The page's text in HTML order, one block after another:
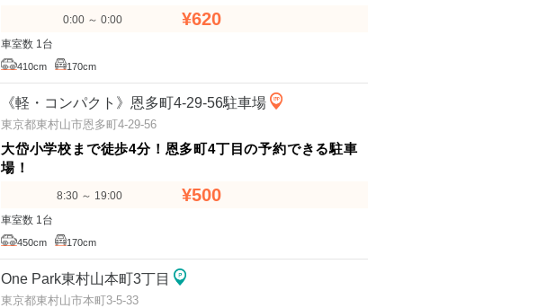
0:00 ～ 0:00 ¥620
車室数 1台
410cm 170cm
《軽・コンパクト》恩多町4-29-56駐車場
東京都東村山市恩多町4-29-56
大岱小学校まで徒歩4分！恩多町4丁目の予約できる駐車
場！
8:30 ～ 19:00 ¥500
車室数 1台
450cm 170cm
One Park東村山本町3丁目
東京都東村山市本町3-5-33